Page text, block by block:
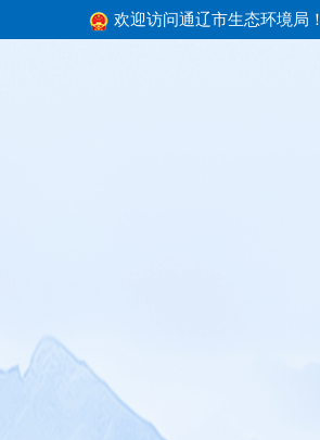
欢迎访问通辽市生态环境局！